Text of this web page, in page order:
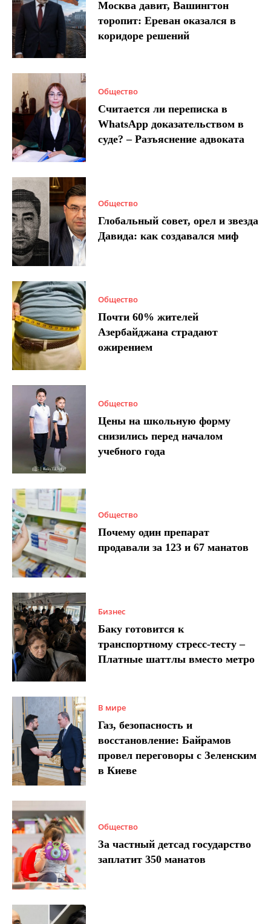
Москва давит, Вашингтон
торопит: Ереван оказался в
коридоре решений
Общество
Считается ли переписка в
WhatsApp доказательством в
суде? – Разъяснение адвоката
Общество
Глобальный совет, орел и звезда
Давида: как создавался миф
Общество
Почти 60% жителей
Азербайджана страдают
ожирением
Общество
Цены на школьную форму
снизились перед началом
учебного года
Общество
Почему один препарат
продавали за 123 и 67 манатов
Бизнес
Баку готовится к
транспортному стресс-тесту –
Платные шаттлы вместо метро
В мире
Газ, безопасность и
восстановление: Байрамов
провел переговоры с Зеленским
в Киеве
Общество
За частный детсад государство
заплатит 350 манатов